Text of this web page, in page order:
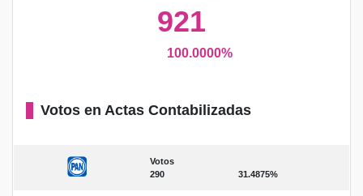
921
100.0000%
Votos en Actas Contabilizadas
Votos
290
31.4875%